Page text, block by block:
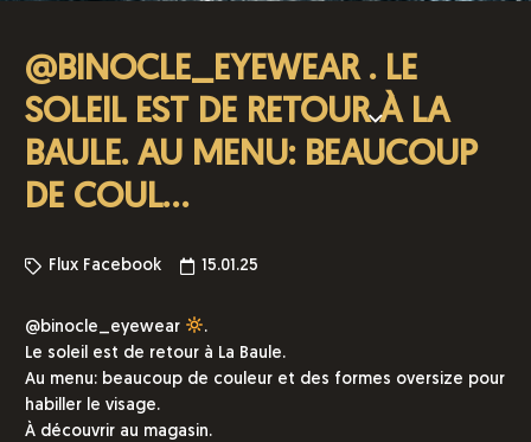
@BINOCLE_EYEWEAR . LE
SOLEIL EST DE RETOUR À LA
BAULE. AU MENU: BEAUCOUP
DE COUL…
Flux Facebook 15.01.25
@binocle_eyewear
.
Le soleil est de retour à La Baule.
Au menu: beaucoup de couleur et des formes oversize pour
habiller le visage.
À découvrir au magasin.